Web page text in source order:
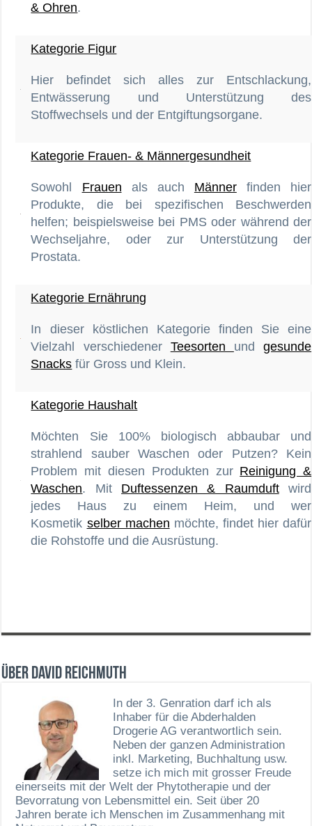
& Ohren.
Kategorie Figur
Hier befindet sich alles zur Entschlackung,
Entwässerung und Unterstützung des
Stoffwechsels und der Entgiftungsorgane.
Kategorie Frauen- & Männergesundheit
Sowohl Frauen als auch Männerfinden hier
Produkte, die bei spezifischen Beschwerden
helfen; beispielsweise bei PMS oder während der
Wechseljahre, oder zur Unterstützung der
Prostata.
Kategorie Ernährung
In dieser köstlichen Kategorie finden Sie eine
Vielzahl verschiedener Teesorten undgesunde
Snacks für Gross und Klein.
Kategorie Haushalt
Möchten Sie 100% biologisch abbaubar und
strahlend sauber Waschen oder Putzen? Kein
Problem mit diesen Produkten zur Reinigung &
Waschen. Mit Duftessenzen & Raumduftwird
jedes Haus zu einem Heim, und wer
Kosmetik selber machen möchte, findet hier dafür
die Rohstoffe und die Ausrüstung.
Über David Reichmuth
In der 3. Genration darf ich als
Inhaber für die Abderhalden
Drogerie AG verantwortlich sein.
Neben der ganzen Administration
inkl. Marketing, Buchhaltung usw.
setze ich mich mit grosser Freude
einerseits mit der Welt der Phytotherapie und der
Bevorratung von Lebensmittel ein. Seit über 20
Jahren berate ich Menschen im Zusammenhang mit